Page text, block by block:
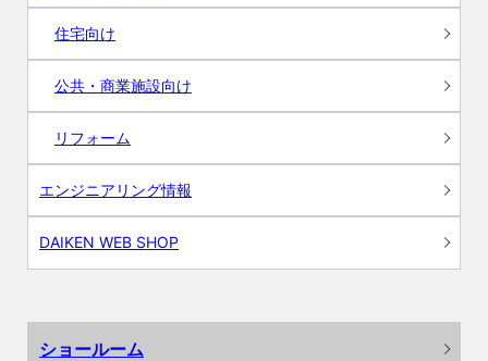
住宅向け
公共・商業施設向け
リフォーム
エンジニアリング情報
DAIKEN WEB SHOP
ショールーム